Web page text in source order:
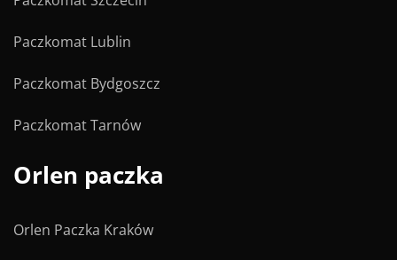
Paczkomat Lublin
Paczkomat Bydgoszcz
Paczkomat Tarnów
Orlen paczka
Orlen Paczka Kraków